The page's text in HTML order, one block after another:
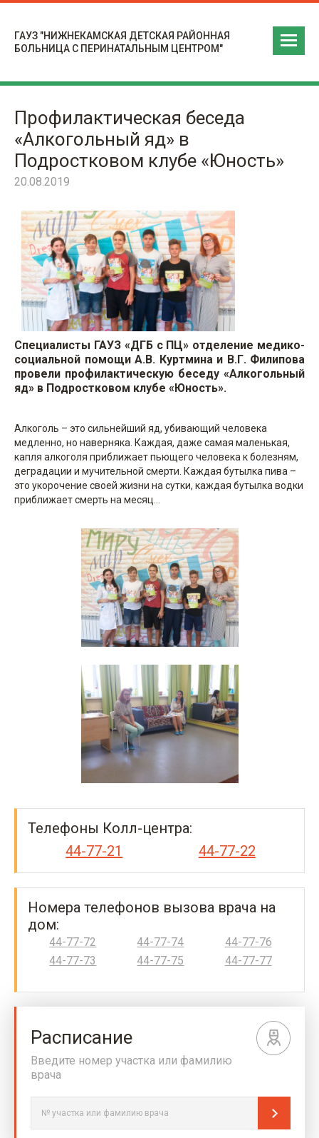
ГАУЗ "НИЖНЕКАМСКАЯ ДЕТСКАЯ РАЙОННАЯ
БОЛЬНИЦА С ПЕРИНАТАЛЬНЫМ ЦЕНТРОМ"
Профилактическая беседа
«Алкогольный яд» в
Подростковом клубе «Юность»
20.08.2019
Специалисты ГАУЗ «ДГБ с ПЦ» отделение медико-
социальной помощи А.В. Куртмина и В.Г. Филипова
провели профилактическую беседу «Алкогольный
яд» в Подростковом клубе «Юность».
Алкоголь – это сильнейший яд, убивающий человека
медленно, но наверняка. Каждая, даже самая маленькая,
капля алкоголя приближает пьющего человека к болезням,
деградации и мучительной смерти. Каждая бутылка пива –
это укорочение своей жизни на сутки, каждая бутылка водки
приближает смерть на месяц...
Телефоны Колл-центра:
44-77-21
44-77-22
Номера телефонов вызова врача на
дом:
44-77-72
44-77-73
44-77-74
44-77-75
44-77-76
44-77-77
Расписание
Введите номер участка или фамилию
врача